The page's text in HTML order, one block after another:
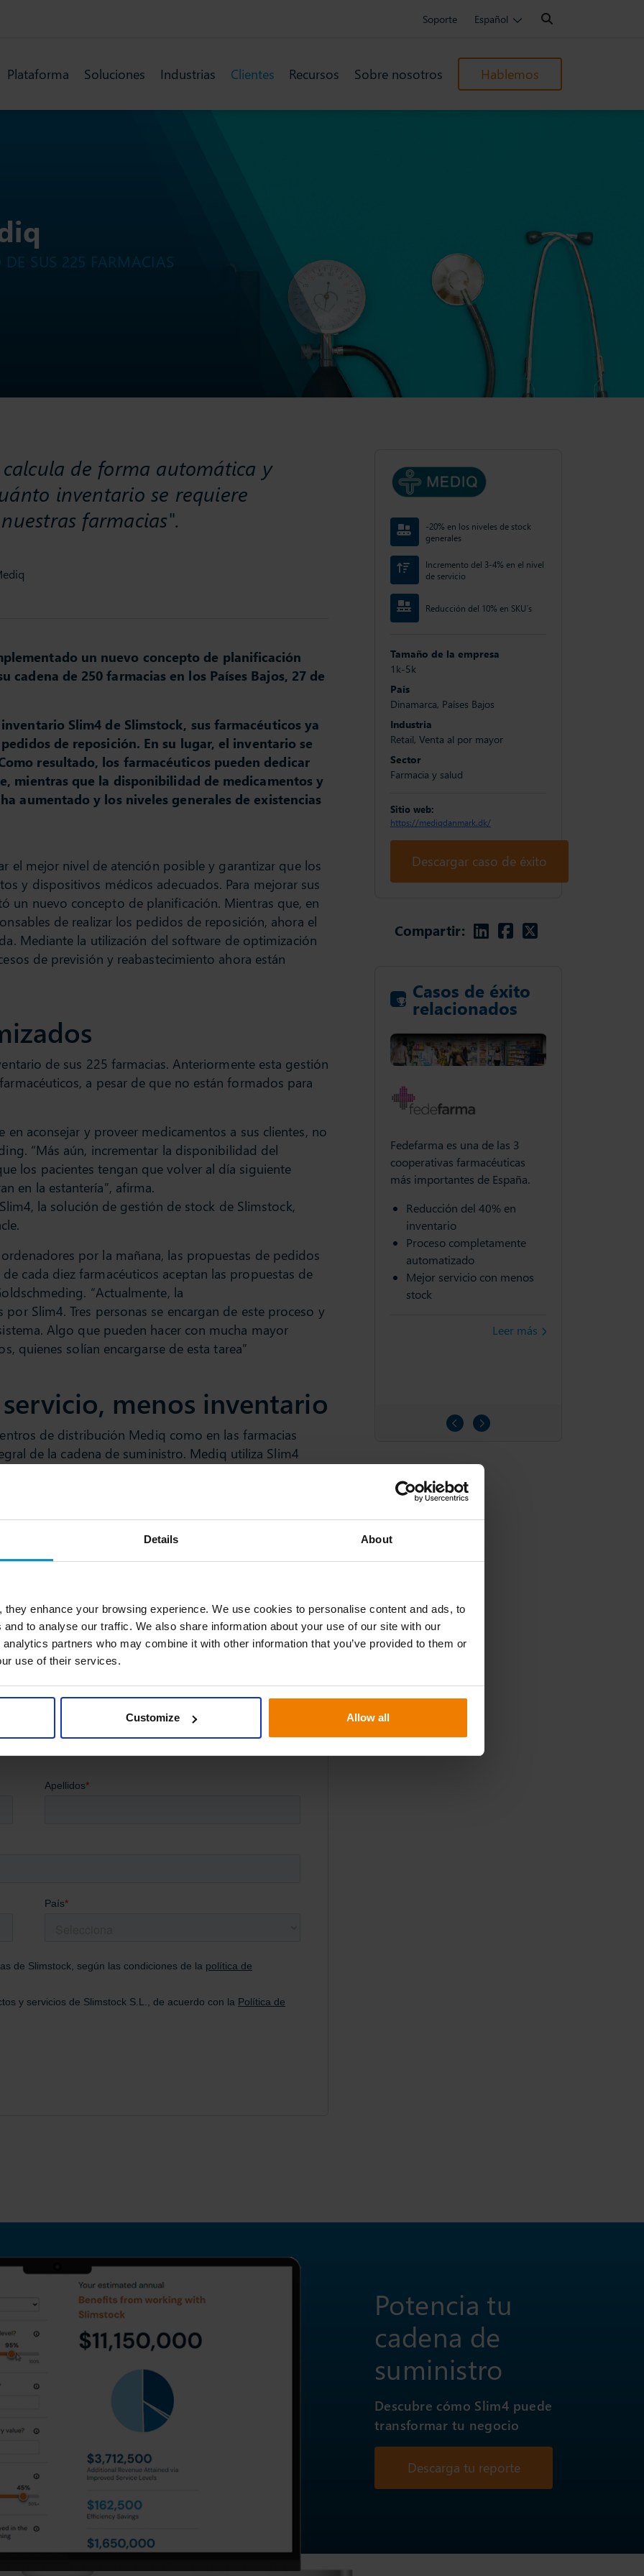
Details About
enhance your browsing experience. We use cookies to personalise content and ads, to
to analyse our traffic. We also share information about your use of our site with our
partners who may combine it with other information that you’ve provided to them or
use of their services.
Customize Allow all
Soporte Español
Search:
Plataforma Soluciones Industrias Clientes Recursos Sobre nosotros Hablemos
SUS 225 FARMACIAS
calcula de forma automática y
inventario se requiere
farmacias".
un nuevo concepto de planificación
de 250 farmacias en los Países Bajos, 27 de
Slim4 de Slimstock, sus farmacéuticos ya
de reposición. En su lugar, el inventario se
resultado, los farmacéuticos pueden dedicar
mientras que la disponibilidad de medicamentos y
aumentado y los niveles generales de existencias
el mejor nivel de atención posible y garantizar que los
y dispositivos médicos adecuados. Para mejorar sus
un nuevo concepto de planificación. Mientras que, en
de realizar los pedidos de reposición, ahora el
Mediante la utilización del software de optimización
de previsión y reabastecimiento ahora están
de sus 225 farmacias. Anteriormente esta gestión
a pesar de que no están formados para
aconsejar y proveer medicamentos a sus clientes, no
“Más aún, incrementar la disponibilidad del
los pacientes tengan que volver al día siguiente
en la estantería”, afirma.
la solución de gestión de stock de Slimstock,
por la mañana, las propuestas de pedidos
cada diez farmacéuticos aceptan las propuestas de
“Actualmente, la
Slim4. Tres personas se encargan de este proceso y
Algo que pueden hacer con mucha mayor
quienes solían encargarse de esta tarea”
menos inventario
de distribución Mediq como en las farmacias
de la cadena de suministro. Mediq utiliza Slim4
a estocar en cada farmacia. “Cada farmacia es
independiente para calcular el surtido óptimo. Esto
de pedidos servidos sin aumentar el capital invertido
planificadores
desde el stock de la farmacia. El 15% restante se
nuestra red de reparto frecuente. Ahora, con Slim4
Para nuestros clientes esta es una gran mejora en
enorme reducción de costes. Cada vez más farmacias
calidad de nuestro servicio”, concluye.
-20% en los niveles de stock
generales
Incremento del 3-4% en el nivel
de servicio
Reducción del 10% en SKU´s
Tamaño de la empresa
1k-5k
País
Dinamarca, Países Bajos
Industria
Retail, Venta al por mayor
Sector
Farmacia y salud
Sitio web:
https://mediqdanmark.dk/
Descargar caso de éxito
Compartir: Linkedin
Facebook
Twitter
Casos de éxito
relacionados
El almacén central de UZ Gent
Reabastecimiento
Visibilidad Mejorada
Gama de Productos
Refinada
Fedefarma es una de las 3
cooperativas farmacéuticas
más importantes de España.
Reducción del 40% en
inventario
Proceso completamente
automatizado
Mejor servicio con menos
stock
Leer más
Potencia tu
cadena de
suministro
Descubre cómo Slim4 puede
transformar tu negocio
Descarga tu reporte